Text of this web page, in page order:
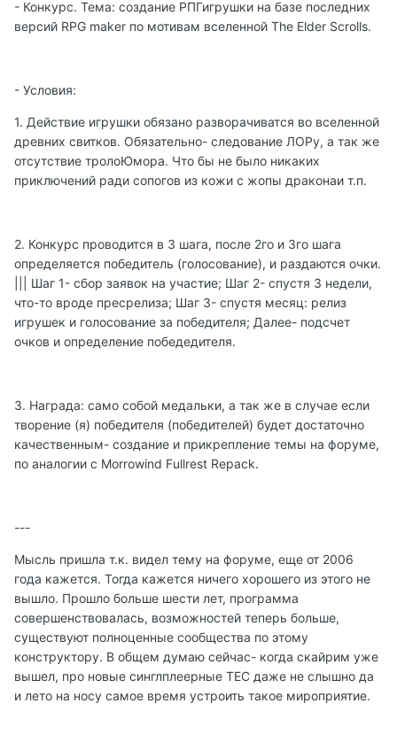
- Конкурс. Тема: создание РПГигрушки на базе последних
версий RPG maker по мотивам вселенной The Elder Scrolls.
- Условия:
1. Действие игрушки обязано разворачиватся во вселенной
древних свитков. Обязательно- следование ЛОРу, а так же
отсутствие тролоЮмора. Что бы не было никаких
приключений ради сопогов из кожи с жопы драконаи т.п.
2. Конкурс проводится в 3 шага, после 2го и 3го шага
определяется победитель (голосование), и раздаются очки.
||| Шаг 1- сбор заявок на участие; Шаг 2- спустя 3 недели,
что-то вроде пресрелиза; Шаг 3- спустя месяц: релиз
игрушек и голосование за победителя; Далее- подсчет
очков и определение победедителя.
3. Награда: само собой медальки, а так же в случае если
творение (я) победителя (победителей) будет достаточно
качественным- создание и прикрепление темы на форуме,
по аналогии с Morrowind Fullrest Repack.
---
Мысль пришла т.к. видел тему на форуме, еще от 2006
года кажется. Тогда кажется ничего хорошего из этого не
вышло. Прошло больше шести лет, программа
совершенствовалась, возможностей теперь больше,
существуют полноценные сообщества по этому
конструктору. В общем думаю сейчас- когда скайрим уже
вышел, про новые синглплеерные ТЕС даже не слышно да
и лето на носу самое время устроить такое мироприятие.